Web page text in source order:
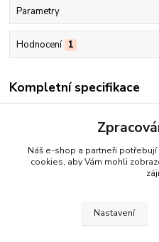
Parametry
Hodnocení 1
Kompletní specifikace
a ošetřování všech typů pleti,
stává vláčnou a jemnou, aniž
Vhodný k večernímu ošetření, k
Náš e-shop a partneři potřebují
cookies, aby Vám mohli
Nastavení